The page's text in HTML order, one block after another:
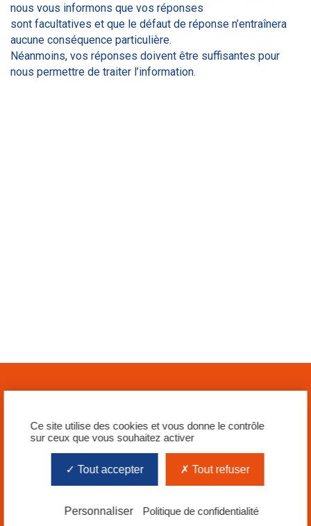
nous vous informons que vos réponses
sont facultatives et que le défaut de réponse n’entraînera
aucune conséquence particulière.
Néanmoins, vos réponses doivent être suffisantes pour
nous permettre de traiter l’information.
SIA TAVERNY
Ce site utilise des cookies et vous donne le contrôle
sur ceux que vous souhaitez activer
Tout accepter Tout refuser
Personnaliser Politique de confidentialité